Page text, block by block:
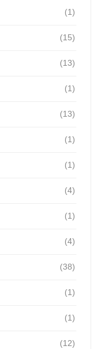
(1)
(15)
(13)
(1)
(13)
(1)
(1)
(4)
(1)
(4)
(38)
(1)
(1)
(12)